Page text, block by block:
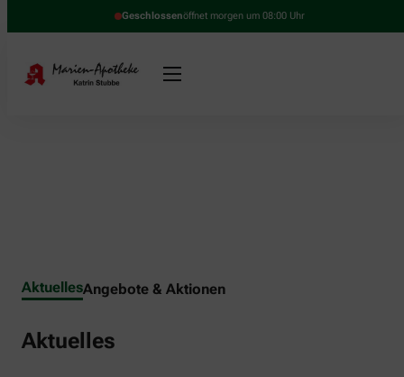
Geschlossenöffnet morgen um 08:00 Uhr
AktuellesAngebote & Aktionen
Aktuelles